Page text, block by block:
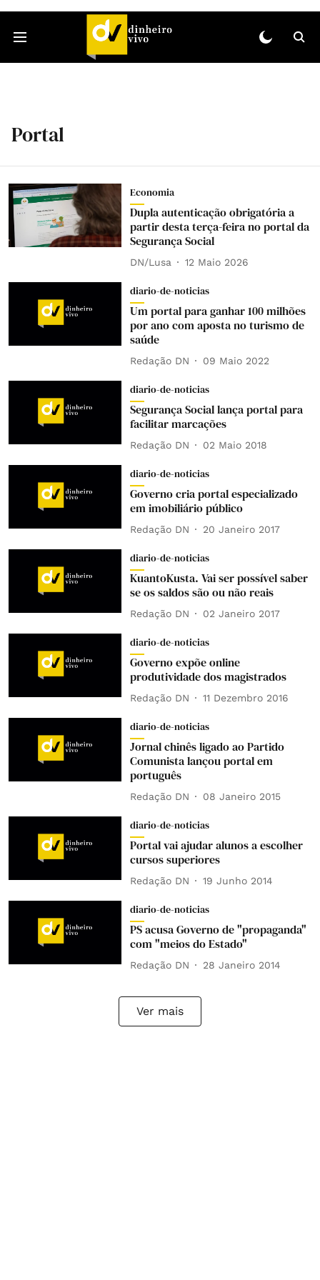
Portal
Economia
Dupla autenticação obrigatória a
partir desta terça-feira no portal da
Segurança Social
DN/Lusa 12 Maio 2026
diario-de-noticias
Um portal para ganhar 100 milhões
por ano com aposta no turismo de
saúde
Redação DN 09 Maio 2022
diario-de-noticias
Segurança Social lança portal para
facilitar marcações
Redação DN 02 Maio 2018
diario-de-noticias
Governo cria portal especializado
em imobiliário público
Redação DN 20 Janeiro 2017
diario-de-noticias
KuantoKusta. Vai ser possível saber
se os saldos são ou não reais
Redação DN 02 Janeiro 2017
diario-de-noticias
Governo expõe online
produtividade dos magistrados
Redação DN 11 Dezembro 2016
diario-de-noticias
Jornal chinês ligado ao Partido
Comunista lançou portal em
português
Redação DN 08 Janeiro 2015
diario-de-noticias
Portal vai ajudar alunos a escolher
cursos superiores
Redação DN 19 Junho 2014
diario-de-noticias
PS acusa Governo de "propaganda"
com "meios do Estado"
Redação DN 28 Janeiro 2014
Ver mais